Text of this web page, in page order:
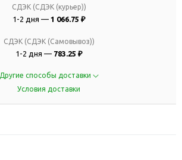
СДЭК (СДЭК (курьер))
1-2 дня — 1 066.75 ₽
СДЭК (СДЭК (Самовывоз))
1-2 дня — 783.25 ₽
Другие способы доставки
Условия доставки